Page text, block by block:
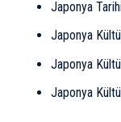
Japonya
Japonya
Japonya
Japonya